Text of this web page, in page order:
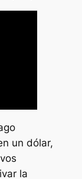
un dólar,
la